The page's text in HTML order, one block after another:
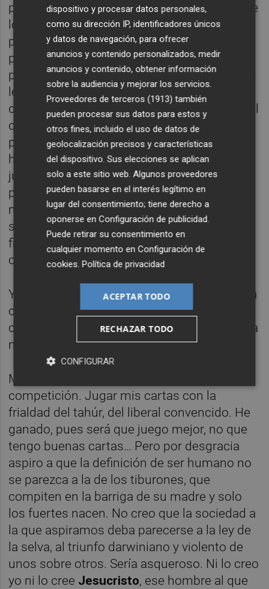
para estudiar ciencias y enorgullecerme ante
los amigos de tener sexo con quien quiera,
para tener hijos y que los cuide mi mujer,
para ser agresivo al volante y llevar los
pantalones en casa. Señoritas, permitan que
les abra la puerta y vayan saliendo, porque
de nuevo, si me creo todo lo que el color azul
que me representa significa, tengo más
probabilidades de ganar esta partida. De
hecho, no sé si está permitido que la
jueguen si piensan ser madres en las
próximas horas, ¿lo están valorando? ¿Ser
madres mientras dure la partida? ¿O ya lo
son y deberán largarse porque el niño tiene
fiebre? ¿Una madre enferma a la que deben
cuidar?
Y por último, mira qué casualidad: tengo una
casa y un trabajo estable. O a lo mejor no es
casualidad, fíjate. A lo mejor tener una buena
mano al nacer es importante…
Me gustaría pensar que la vida es una
competición. Jugar mis cartas con la
frialdad del tahúr, del liberal convencido. He
ganado, pues será que juego mejor, no que
tengo buenas cartas… Pero por desgracia
aspiro a que la definición de ser humano no
se parezca a la de los tiburones, que
compiten en la barriga de su madre y solo
los fuertes nacen. No creo que la sociedad a
la que aspiramos deba parecerse a la ley de
la selva, al triunfo darwiniano y violento de
unos sobre otros. Sería asqueroso. Ni lo creo
yo ni lo cree Jesucristo, ese hombre al que
dispositivo y procesar datos personales,
como su dirección IP, identificadores únicos
y datos de navegación, para ofrecer
anuncios y contenido personalizados, medir
anuncios y contenido, obtener información
sobre la audiencia y mejorar los servicios.
Proveedores de terceros (1913) también
pueden procesar sus datos para estos y
otros fines, incluido el uso de datos de
geolocalización precisos y características
del dispositivo. Sus elecciones se aplican
solo a este sitio web. Algunos proveedores
pueden basarse en el interés legítimo en
lugar del consentimiento; tiene derecho a
oponerse enConfiguración de publicidad.
Puede retirar su consentimiento en
cualquier momento enConfiguración de
cookies.Política de privacidad
ACEPTAR TODO
RECHAZAR TODO
CONFIGURAR